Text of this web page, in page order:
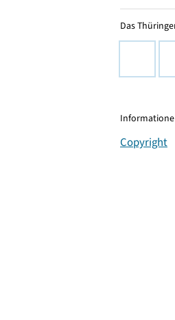
Das
Copyright